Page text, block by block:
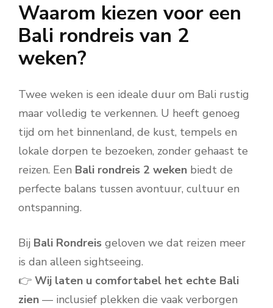
Waarom kiezen voor een
Bali rondreis van 2
weken?
Twee weken is een ideale duur om Bali rustig
maar volledig te verkennen. U heeft genoeg
tijd om het binnenland, de kust, tempels en
lokale dorpen te bezoeken, zonder gehaast te
reizen. Een Bali rondreis 2 weken biedt de
perfecte balans tussen avontuur, cultuur en
ontspanning.
Bij Bali Rondreis geloven we dat reizen meer
is dan alleen sightseeing.
👉 Wij laten u comfortabel het echte Bali
zien — inclusief plekken die vaak verborgen